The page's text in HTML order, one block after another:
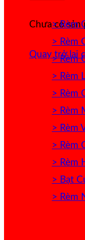
Chưa có
Quay trở lại
> Rèm
> Rèm
> Rèm
> Rèm
> Rèm
> Rèm
> Rèm
> Rèm
> Rèm
> Bạt
> Rèm